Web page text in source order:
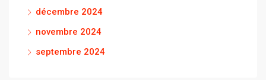
décembre 2024
novembre 2024
septembre 2024